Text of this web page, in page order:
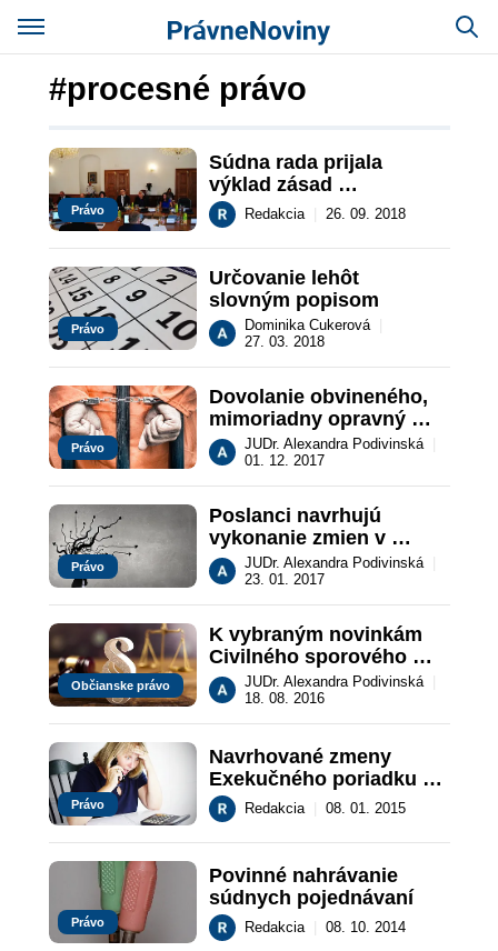
#procesné právo
Právo
Súdna rada prijala
výklad zásad
sudcovskej etiky
Redakcia 26. 09. 2018
Právo
Určovanie lehôt
slovným popisom
Dominika Cukerová
27. 03. 2018
Právo
Dovolanie obvineného,
mimoriadny opravný
prostriedok
JUDr. Alexandra Podivinská
01. 12. 2017
Právo
Poslanci navrhujú
vykonanie zmien v
Civilnom sporovom
poriadku
JUDr. Alexandra Podivinská
23. 01. 2017
Občianske právo
K vybraným novinkám
Civilného sporového
poriadku  II.
JUDr. Alexandra Podivinská
18. 08. 2016
Právo
Navrhované zmeny
Exekučného poriadku a
ďalších predpisov
Redakcia 08. 01. 2015
Právo
Povinné nahrávanie
súdnych pojednávaní
Redakcia 08. 10. 2014